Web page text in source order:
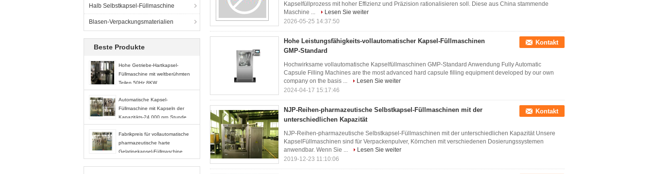
Halb Selbstkapsel-Füllmaschine
Blasen-Verpackungsmaterialien
Beste Produkte
Hohe Getriebe-Hartkapsel-
Füllmaschine mit weltberühmten
Teilen 50Hz 8KW
Automatische Kapsel-
Füllmaschine mit Kapseln der
Kapazitäts-24.000 pro Stunde
Fabrikpreis für vollautomatische
pharmazeutische harte
Gelatinekapsel-Füllmaschine
Kapselfüllprozess mit hoher Effizienz und Präzision rationalisieren soll. Diese aus China stammende
Maschine ...
Lesen Sie weiter
2026-05-25 14:37:50
Hohe Leistungsfähigkeits-vollautomatischer Kapsel-Füllmaschinen
GMP-Standard
Kontakt
Hochwirksame vollautomatische Kapselfüllmaschinen GMP-Standard Anwendung Fully Automatic
Capsule Filling Machines are the most advanced hard capsule filling equipment developed by our own
company on the basis ...
Lesen Sie weiter
2024-04-17 15:17:46
NJP-Reihen-pharmazeutische Selbstkapsel-Füllmaschinen mit der
unterschiedlichen Kapazität
Kontakt
NJP-Reihen-pharmazeutische Selbstkapsel-Füllmaschinen mit der unterschiedlichen Kapazität Unsere
KapselFüllmaschinen sind für Verpackenpulver, Körnchen mit verschiedenen Dosierungssystemen
anwendbar. Wenn Sie ...
Lesen Sie weiter
2019-12-23 11:10:06